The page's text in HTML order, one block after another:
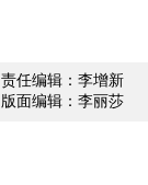
责任编辑：李增新
版面编辑：李丽莎